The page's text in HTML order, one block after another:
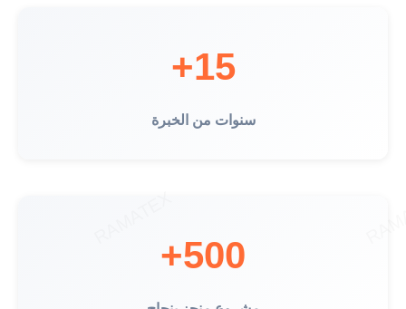
15+
سنوات من الخبرة
500+